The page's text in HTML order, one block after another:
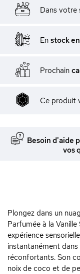
Dans votre
En stock
Prochain
Ce produit
Besoin d'aide
vos
Plongez dans un
Parfumée à la
expérience
instantanément
réconfortants. Son
noix de coco et de